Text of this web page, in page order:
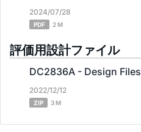
2024/07/28
PDF 2 M
評価用設計ファイル
DC2836A - Design Files
2022/12/12
ZIP 3 M